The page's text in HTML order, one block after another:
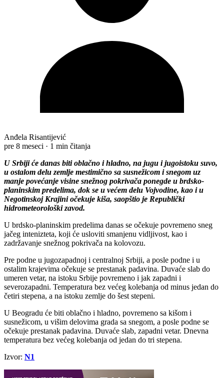
Anđela Risantijević
pre 8 meseci · 1 min čitanja
U Srbiji će danas biti oblačno i hladno, na jugu i jugoistoku suvo,
u ostalom delu zemlje mestimično sa susnežicom i snegom uz
manje povećanje visine snežnog pokrivača ponegde u brdsko-
planinskim predelima, dok se u većem delu Vojvodine, kao i u
Negotinskoj Кrajini očekuje kiša, saopštio je Republički
hidrometeorološki zavod.
U brdsko-planinskim predelima danas se očekuje povremeno sneg
jačeg intenizteta, koji će usloviti smanjenu vidljivost, kao i
zadržavanje snežnog pokrivača na kolovozu.
Pre podne u jugozapadnoj i centralnoj Srbiji, a posle podne i u
ostalim krajevima očekuje se prestanak padavina. Duvaće slab do
umeren vetar, na istoku Srbije povremeno i jak zapadni i
severozapadni. Temperatura bez većeg kolebanja od minus jedan do
četiri stepena, a na istoku zemlje do šest stepeni.
U Beogradu će biti oblačno i hladno, povremeno sa kišom i
susnežicom, u višim delovima grada sa snegom, a posle podne se
očekuje prestanak padavina. Duvaće slab, zapadni vetar. Dnevna
temperatura bez većeg kolebanja od jedan do tri stepena.
Izvor: N1